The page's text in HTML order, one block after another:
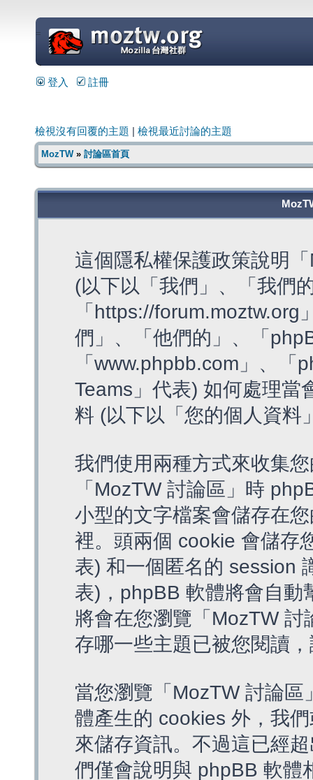
=
登入 註冊
檢視沒有回覆的主題 檢視最近討論的主題
MozTW» 討論區首頁
這個隱私權保護政策說明
(以下以「我們」、「我們
「https://
們」、「他們的」、「
「www.phpbb.com」、
Teams」代表) 如何處理當
料 (以下以「您的個人資料
我們使用兩種方式來收集
「MozTW 討論區」時
小型的文字檔案會儲存在
裡。頭兩個 cookie 會儲存
表) 和一個匿名的 session
表)，phpBB 軟體將會自動
將會在您瀏覽「MozTW
存哪一些主題已被您閱讀
當您瀏覽「MozTW 討論
體產生的 cookies 外，我
來儲存資訊。不過這已經
們僅會說明與 phpBB 軟體